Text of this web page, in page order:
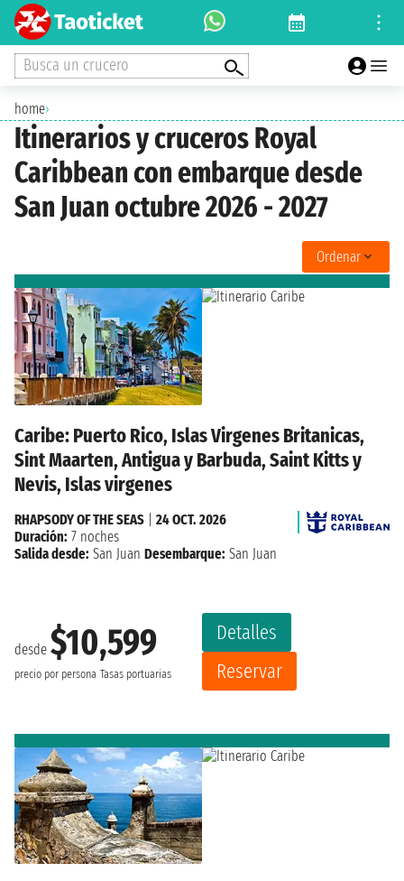
Busca un crucero
home›
Itinerarios y cruceros Royal
Caribbean con embarque desde
San Juan octubre 2026 - 2027
Ordenar
Caribe: Puerto Rico, Islas Virgenes Britanicas,
Sint Maarten, Antigua y Barbuda, Saint Kitts y
Nevis, Islas virgenes
desde $10,599
precio por persona Tasas portuarias
Detalles
Reservar
RHAPSODY OF THE SEAS
24 OCT. 2026
Duración: 7 noches
Salida desde: San Juan Desembarque: San Juan